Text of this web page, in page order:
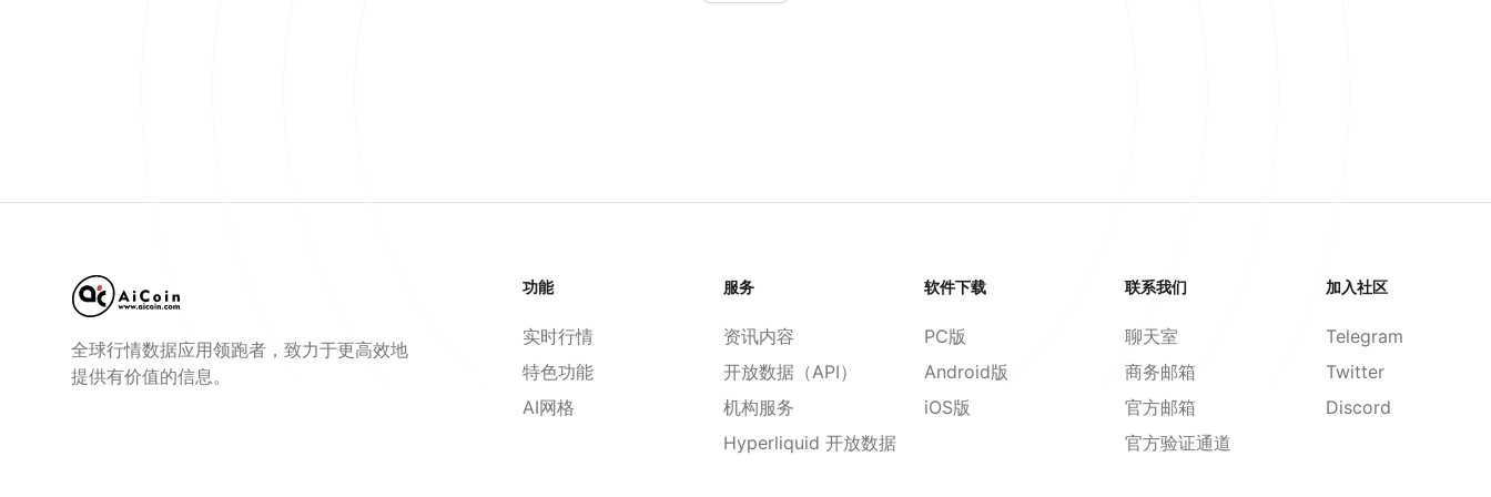
全球行情数据应用领跑者，致力于更高效地
提供有价值的信息。
功能
实时行情
特色功能
AI网格
服务
资讯内容
开放数据（API）
机构服务
Hyperliquid 开放数据
软件下载
PC版
Android版
iOS版
联系我们
聊天室
商务邮箱
官方邮箱
官方验证通道
加入社区
Telegram
Twitter
Discord